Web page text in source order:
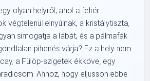
olyan helyről, ahol a fehér
végtelenül elnyúlnak, a kristálytiszta,
simogatja a lábát, és a pálmafák
pihenés várja? Ez a hely nem
a Fülöp-szigetek ékköve, egy
Ahhoz, hogy eljusson ebbe